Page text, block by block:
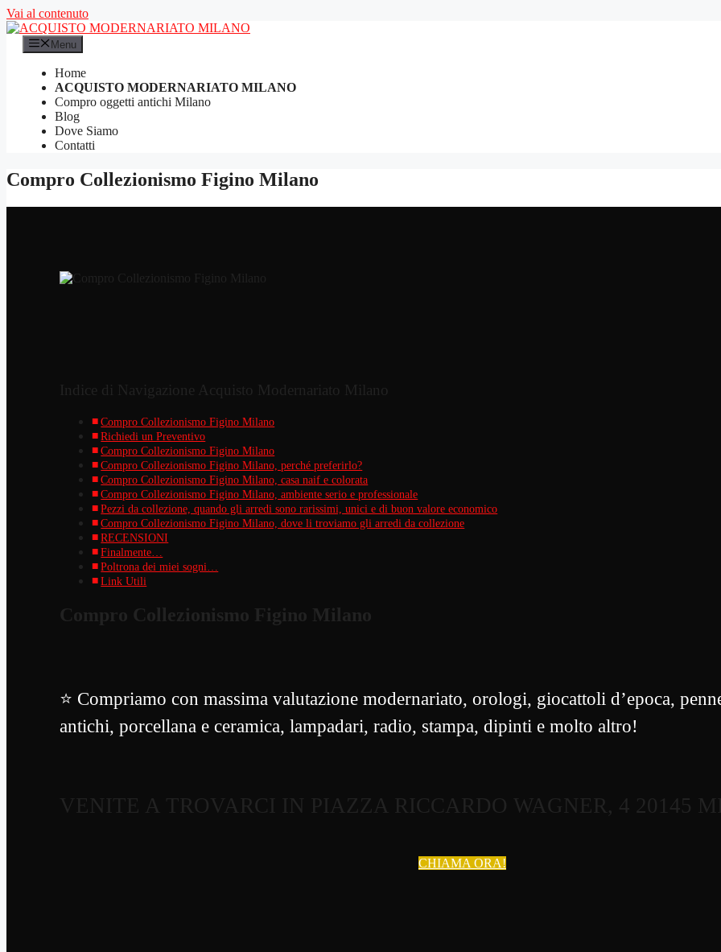
Vai al contenuto
Menu
Home
ACQUISTO MODERNARIATO MILANO
Compro oggetti antichi Milano
Blog
Dove Siamo
Contatti
Compro Collezionismo Figino Milano
Indice di Navigazione Acquisto Modernariato Milano
Compro Collezionismo Figino Milano
Richiedi un Preventivo
Compro Collezionismo Figino Milano
Compro Collezionismo Figino Milano, perché preferirlo?
Compro Collezionismo Figino Milano, casa naif e colorata
Compro Collezionismo Figino Milano, ambiente serio e professionale
Pezzi da collezione, quando gli arredi sono rarissimi, unici e di buon valore economico
Compro Collezionismo Figino Milano, dove li troviamo gli arredi da collezione
RECENSIONI
Finalmente…
Poltrona dei miei sogni…
Link Utili
Compro Collezionismo Figino Milano
⭐ Compriamo con massima valutazione modernariato, orologi, giocattoli d’epoca,
antichi, porcellana e ceramica, lampadari, radio, stampa, dipinti e molto altro!
VENITE A TROVARCI IN PIAZZA RICCARDO WAGNER, 4 20145
CHIAMA ORA!